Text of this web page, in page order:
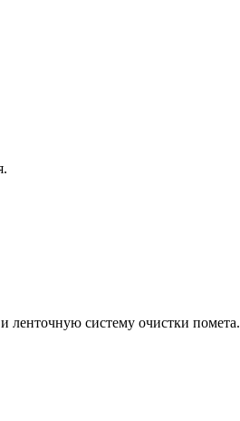
ленточную систему очистки помета.